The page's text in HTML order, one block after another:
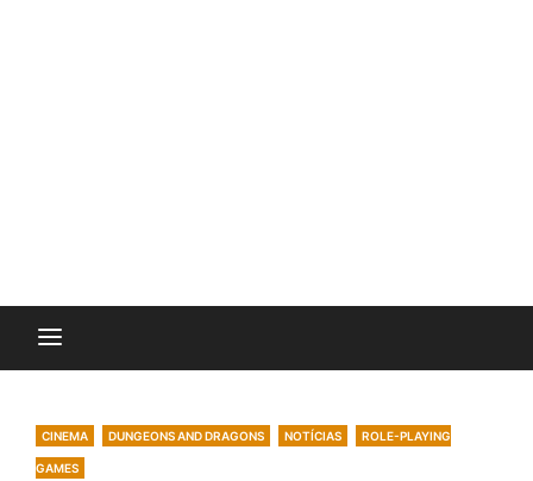
CINEMA DUNGEONS AND DRAGONS NOTÍCIAS ROLE-PLAYING
GAMES